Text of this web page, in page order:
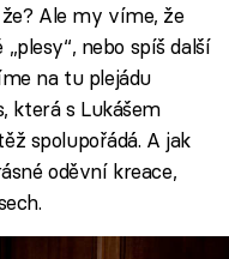
Ale my víme, že
nebo spíš další
na tu plejádu
která s Lukášem
spolupořádá. A jak
oděvní kreace,